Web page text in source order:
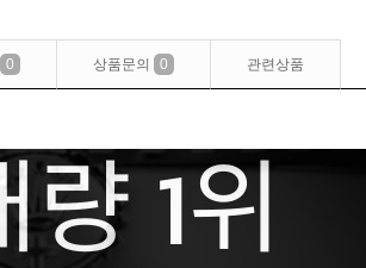
0 상품문의 0 관련상품